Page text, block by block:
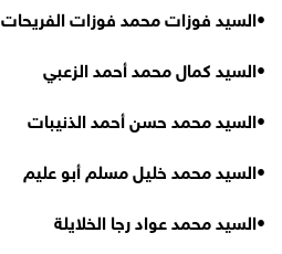
•السيد فوزات محمد فوزات الفريحات
•السيد كمال محمد أحمد الزعبي
•السيد محمد حسن أحمد الذنيبات
•السيد محمد خليل مسلم أبو عليم
•السيد محمد عواد رجا الخلايلة